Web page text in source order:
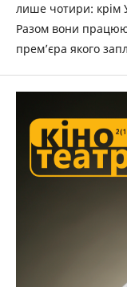
лише чотири: крім
Разом вони
прем’єра якого